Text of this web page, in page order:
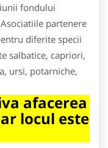
fondului
partenere
diferite specii
salbatice, capriori,
ursi, potarniche,
afacerea
locul este